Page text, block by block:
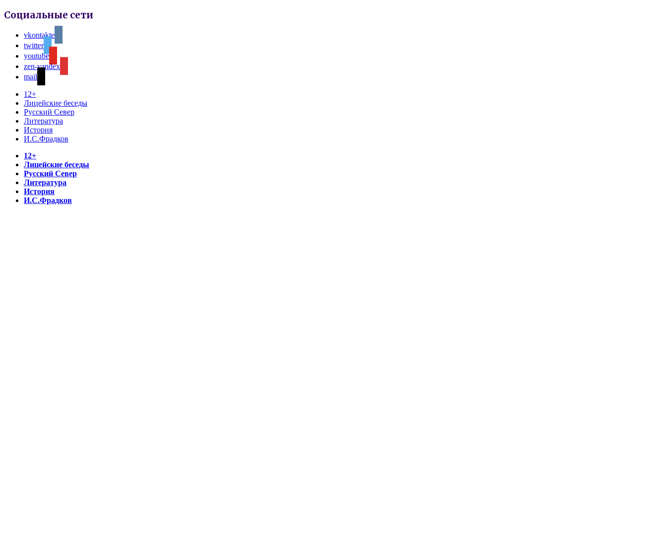
Социальные сети
vkontakte
twitter
youtube
zen-yandex
mail
12+
Лицейские беседы
Русский Север
Литература
История
И.С.Фрадков
12+
Лицейские беседы
Русский Север
Литература
История
И.С.Фрадков